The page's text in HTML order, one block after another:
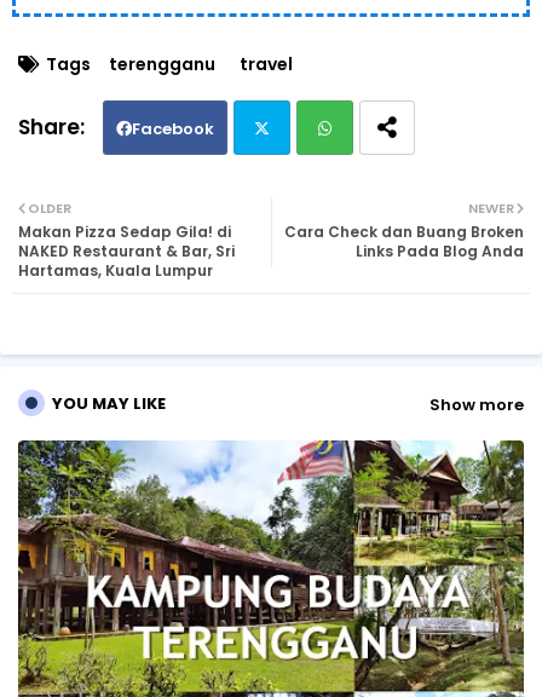
Tags terengganu travel
Facebook
ats
NEWER
Cara Check dan Buang Broken
Links Pada Blog Anda
OLDER
Makan Pizza Sedap Gila! di
NAKED Restaurant & Bar, Sri
Hartamas, Kuala Lumpur
YOU MAY LIKE Show more